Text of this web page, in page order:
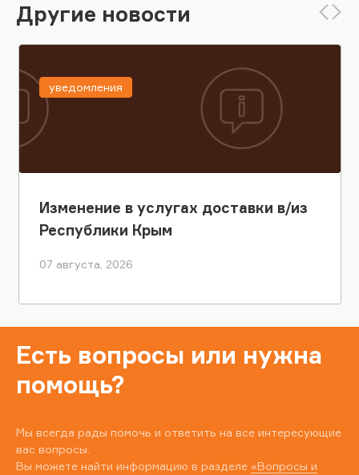
Другие новости
Изменение в услугах доставки в/из
Республики Крым
07 августа, 2026
уведомления
Есть вопросы или нужна
помощь?
Мы всегда рады помочь и ответить на все интересующие
вас вопросы.
Вы можете найти информацию в разделе «Вопросы и